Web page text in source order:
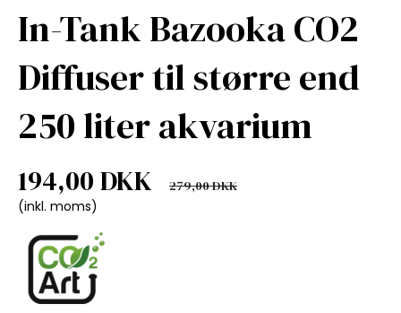
In-Tank Bazooka CO2
Diffuser til større end
250 liter akvarium
194,00 DKK
279,00 DKK
(inkl. moms)